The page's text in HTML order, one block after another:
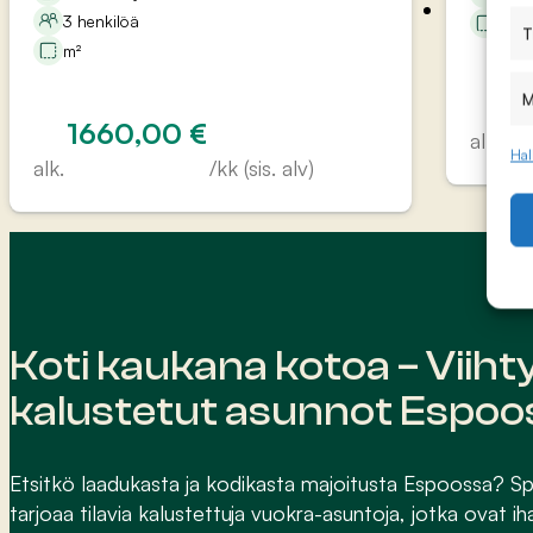
3 henkilöä
m²
alk.
1660,00 €
/kk (sis. alv)
alk.
Koti kaukana kotoa –
kalustetut asunnot
Etsitkö laadukasta ja kodikasta majoitusta Espoossa?
tarjoaa tilavia kalustettuja vuokra-asuntoja, jotka ovat